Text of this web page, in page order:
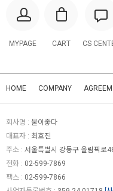
MYPAGE CART CS
HOME COMPANY
회사명 : 물이좋다
대표자 : 최호진
주소 : 서울특별시 강동구 올림픽로
전화 : 02-599-7869
팩스 : 02-599-7866